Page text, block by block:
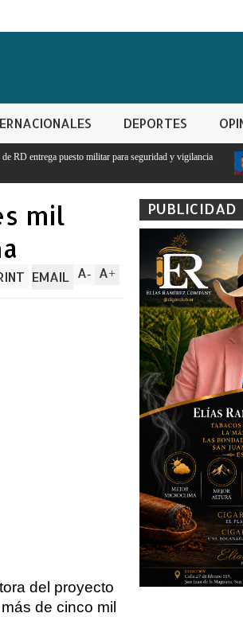
DEPORTES
seguridad y vigilancia
El PRM pasa a dirección
mil
A+
A-
EMAIL
del proyecto
de cinco mil
PUBLICIDAD